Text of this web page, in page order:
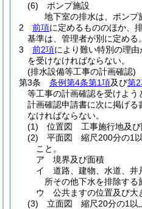
(6)
ポンプ施設
地下室の排水は、ポンプ
2
前項に定めるもののほか、
基準は、管理者が別に定める。
3
前2項により難い特別の理
を受けなければならない。
(排水設備等工事の計画確認)
第3条
条例第4条第1項及び第
等工事の計画確認を受けよ
計画確認申請書に次に掲げる
なければならない。
(1)
位置図 工事施行地及び
(2)
平面図 縮尺200分の1
こと。
ア
境界及び面積
イ
道路、建物、水道、井
所その他下水を排除する
ウ
公共ますの位置及び大
(3)
立面図 縮尺20分の1以